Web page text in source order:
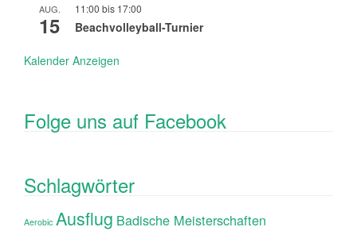
AUG.
15
11:00 bis 17:00
Beachvolleyball-Turnier
Kalender Anzeigen
Folge uns auf Facebook
Schlagwörter
Aerobic Ausflug Badische Meisterschaften